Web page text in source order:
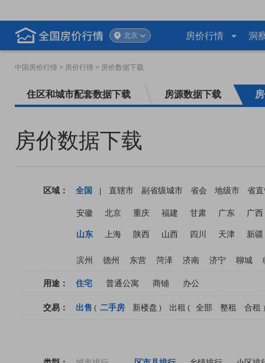
北京 房价行情 洞
中国房价行情 > 房价行情 > 房价数据下载
住区和城市配套数据下载 房源数据下载
房价数据下载
区域： 全国 直辖市 副省级城市 省会 地级市 省
安徽 北京 重庆 福建 甘肃 广东 广西
山东 上海 陕西 山西 四川 天津 新疆
滨州 德州 东营 菏泽 济南 济宁 聊城
用途： 住宅 普通公寓 商铺 办公
交易： 出售 ( 二手房 新楼盘 ) 出租 ( 全部 整租 合租